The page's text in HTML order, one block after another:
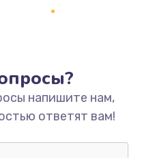
напишите нам,
ответят вам!